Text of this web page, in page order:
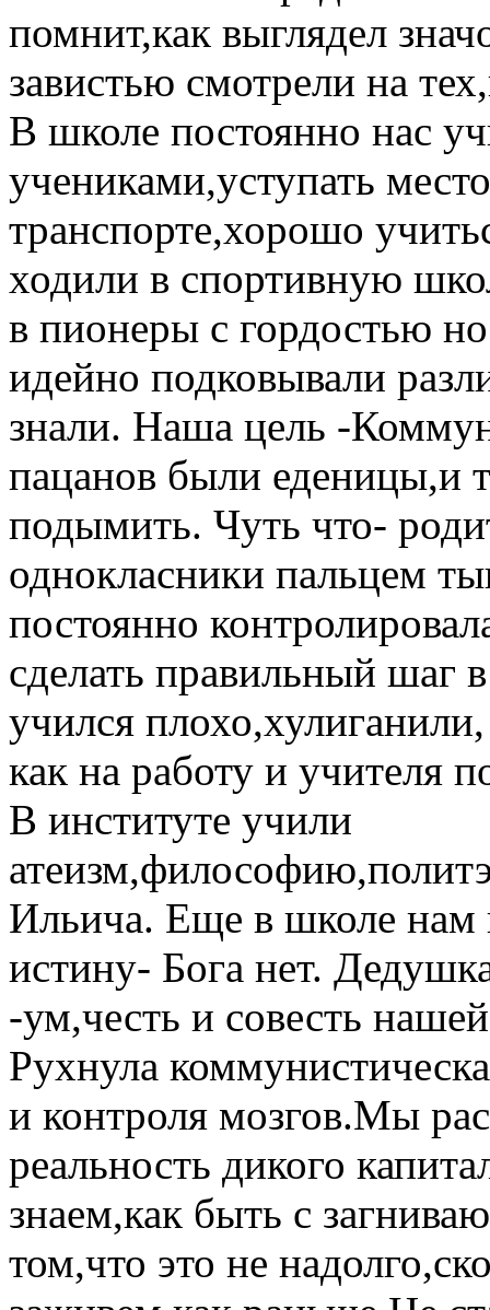
помнит,как выглядел
завистью смотрели на
В школе постоянно нас
учениками,уступать
транспорте,хорошо
ходили в спортивную
в пионеры с гордостью
идейно подковывали
знали. Наша цель -
пацанов были еденицы,и
подымить. Чуть что-
однокласники пальцем
постоянно
сделать правильный шаг
учился
как на работу и учителя
В институте учили
Ильича. Еще в школе нам
истину- Бога нет.
-ум,честь и совесть
Рухнула
и контроля мозгов.Мы
реальность дикого
знаем,как быть с
том,что это не